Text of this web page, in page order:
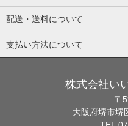
配送・送料について
支払い方法について
株式会社い
〒
大阪府堺市堺